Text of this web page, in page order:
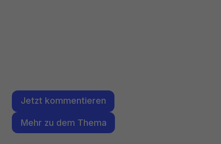
Jetzt kommentieren
Mehr zu dem Thema